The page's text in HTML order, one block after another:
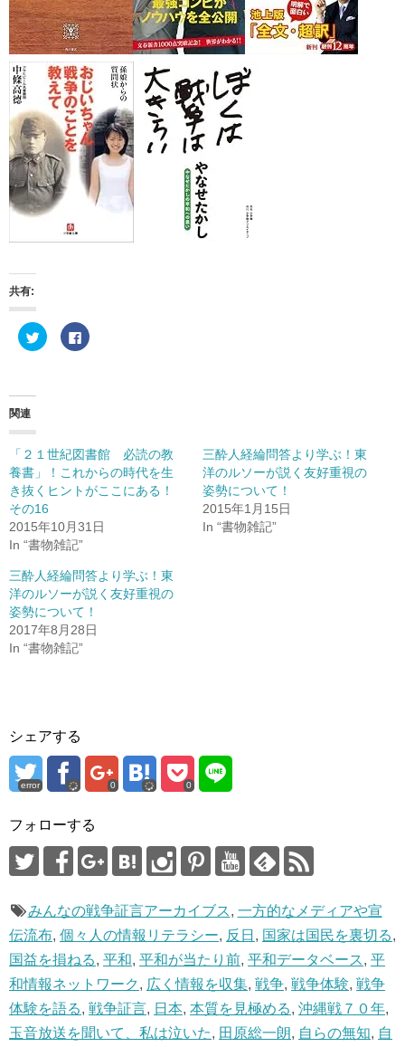
共有:
ク
リ
e
r
共
有
(
新
し
い
ウ
ン
ド
ウ
で
開
き
ま
す
)
F
a
す
る
に
は
ク
ク
だ
さ
い
(
新
し
い
)
関連
「２１世紀図書館 必読の教
養書」！これからの時代を生
き抜くヒントがここにある！
その16
2015年10月31日
In “書物雑記”
三酔人経綸問答より学ぶ！東
洋のルソーが説く友好重視の
姿勢について！
2015年1月15日
In “書物雑記”
三酔人経綸問答より学ぶ！東
洋のルソーが説く友好重視の
姿勢について！
2017年8月28日
In “書物雑記”
シェアする
error 0 0
フォローする
みんなの戦争証言アーカイブス, 一方的なメディアや宣
伝流布, 個々人の情報リテラシー, 反日 , 国家は国民を裏切る,
国益を損ねる, 平和, 平和が当たり前, 平和データベース, 平
和情報ネットワーク , 広く情報を収集, 戦争, 戦争体験, 戦争
体験を語る, 戦争証言, 日本, 本質を見極める, 沖縄戦７０年,
玉音放送を聞いて、私は泣いた, 田原総一朗, 自らの無知, 自